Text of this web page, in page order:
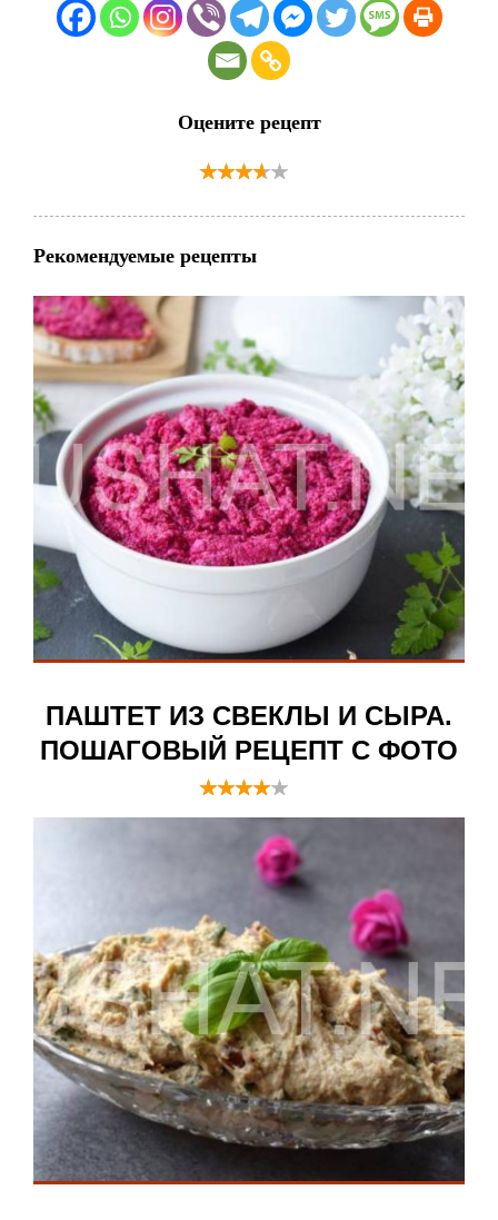
Оцените рецепт
Рекомендуемые рецепты
ПАШТЕТ ИЗ СВЕКЛЫ И СЫРА.
ПОШАГОВЫЙ РЕЦЕПТ С ФОТО